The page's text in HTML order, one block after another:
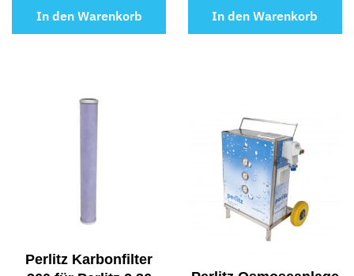
In den Warenkorb In den Warenkorb
Perlitz Karbonfilter